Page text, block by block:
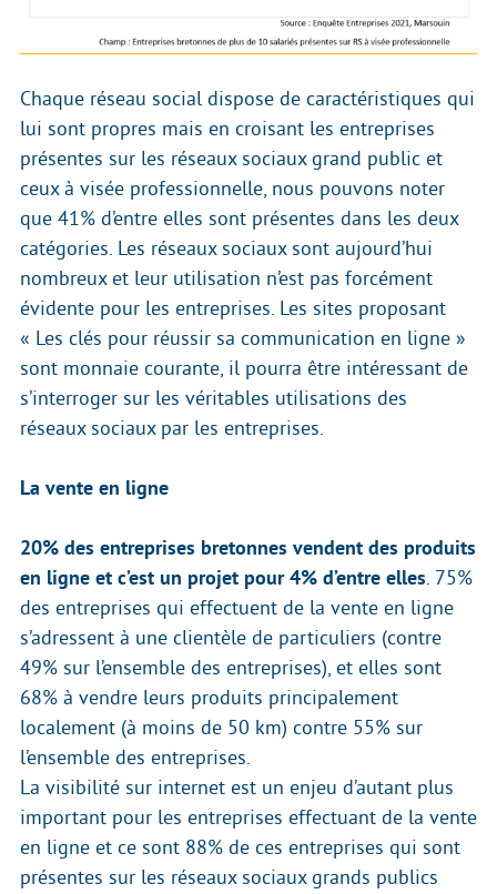
Chaque réseau social dispose de caractéristiques qui
lui sont propres mais en croisant les entreprises
présentes sur les réseaux sociaux grand public et
ceux à visée professionnelle, nous pouvons noter
que 41% d’entre elles sont présentes dans les deux
catégories. Les réseaux sociaux sont aujourd’hui
nombreux et leur utilisation n’est pas forcément
évidente pour les entreprises. Les sites proposant
« Les clés pour réussir sa communication en ligne »
sont monnaie courante, il pourra être intéressant de
s’interroger sur les véritables utilisations des
réseaux sociaux par les entreprises.
La vente en ligne
20% des entreprises bretonnes vendent des produits
en ligne et c’est un projet pour 4% d’entre elles. 75%
des entreprises qui effectuent de la vente en ligne
s’adressent à une clientèle de particuliers (contre
49% sur l’ensemble des entreprises), et elles sont
68% à vendre leurs produits principalement
localement (à moins de 50 km) contre 55% sur
l’ensemble des entreprises.
La visibilité sur internet est un enjeu d’autant plus
important pour les entreprises effectuant de la vente
en ligne et ce sont 88% de ces entreprises qui sont
présentes sur les réseaux sociaux grands publics